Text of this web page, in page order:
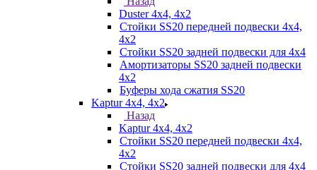
Duster 4х4, 4x2
Стойки SS20 передней подвески 4х4,
4x2
Стойки SS20 задней подвески для 4х4
Амортизаторы SS20 задней подвески
4х2
Буферы хода сжатия SS20
Kaptur 4х4, 4х2
Назад
Kaptur 4х4, 4х2
Стойки SS20 передней подвески 4х4,
4x2
Стойки SS20 задней подвески для 4х4